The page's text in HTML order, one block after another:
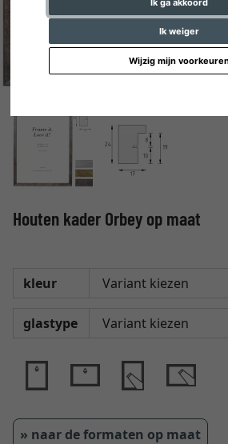
Ik ga akkoord
Ik weiger
Wijzig mijn
Houten kader Orbey op maat
kleur
glastype
» naar de formaten op maat